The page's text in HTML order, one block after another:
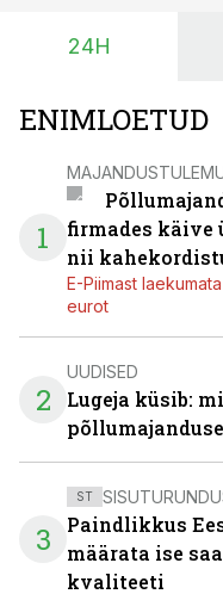
24H
ENIMLOETUD
1
firmades käive
nii
E-Piimast
eurot
2
UUDISED
Lugeja küsib:
3
ST
Paindlikkus
määrata ise
kvaliteeti